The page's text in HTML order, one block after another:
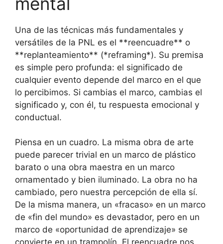
Una de las técnicas más fundamentales y
versátiles de la PNL es el **reencuadre** o
**replanteamiento** (*reframing*). Su premisa
es simple pero profunda: el significado de
cualquier evento depende del marco en el que
lo percibimos. Si cambias el marco, cambias el
significado y, con él, tu respuesta emocional y
conductual.
Piensa en un cuadro. La misma obra de arte
puede parecer trivial en un marco de plástico
barato o una obra maestra en un marco
ornamentado y bien iluminado. La obra no ha
cambiado, pero nuestra percepción de ella sí.
De la misma manera, un «fracaso» en un marco
de «fin del mundo» es devastador, pero en un
marco de «oportunidad de aprendizaje» se